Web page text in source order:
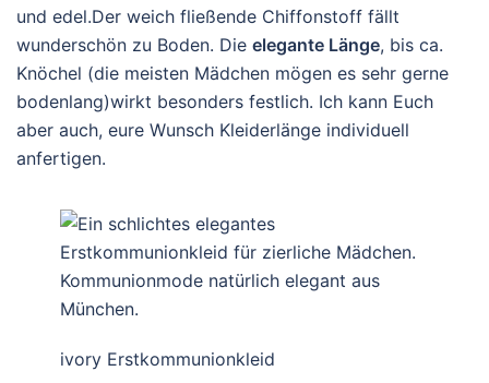
und edel.Der weich fließende Chiffonstoff fällt
wunderschön zu Boden. Die elegante Länge, bis ca.
Knöchel (die meisten Mädchen mögen es sehr gerne
bodenlang)wirkt besonders festlich. Ich kann Euch
aber auch, eure Wunsch Kleiderlänge individuell
anfertigen.
ivory Erstkommunionkleid